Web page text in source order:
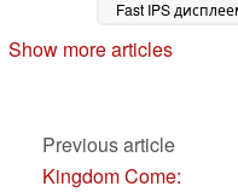
Fast IPS
обновления 300
Show more articles
Previous article
Kingdom Come: